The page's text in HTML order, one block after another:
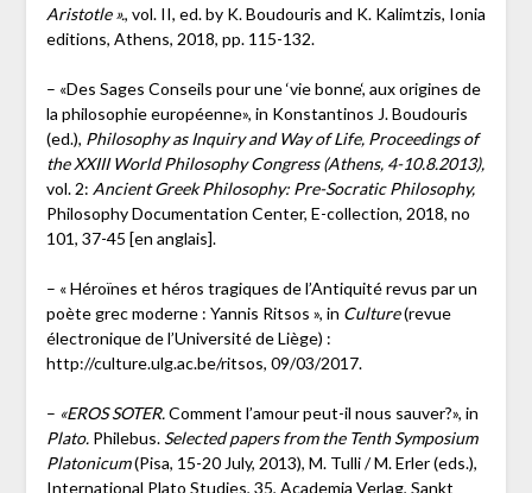
Aristotle »., vol. II, ed. by K. Boudouris and K. Kalimtzis, Ionia
editions, Athens, 2018, pp. 115-132.
– «Des Sages Conseils pour une ‘vie bonne‘, aux origines de
la philosophie européenne», in Konstantinos J. Boudouris
(ed.), Philosophy as Inquiry and Way of Life, Proceedings of
the XXIII World Philosophy Congress (Athens, 4-10.8.2013),
vol. 2: Ancient Greek Philosophy: Pre-Socratic Philosophy,
Philosophy Documentation Center, E-collection, 2018, no
101, 37-45 [en anglais].
– « Héroïnes et héros tragiques de l’Antiquité revus par un
poète grec moderne : Yannis Ritsos », in Culture(revue
électronique de l’Université de Liège) :
http://culture.ulg.ac.be/ritsos, 09/03/2017.
– «EROS SOTER.Comment l’amour peut-il nous sauver?», in
Plato. Philebus. Selected papers from the Tenth Symposium
Platonicum(Pisa, 15-20 July, 2013), M. Tulli / M. Erler (eds.),
International Plato Studies, 35, Academia Verlag, Sankt